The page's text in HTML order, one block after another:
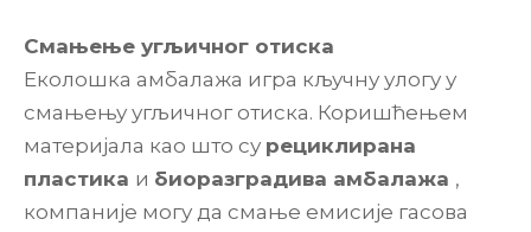
Смањење угљичног отиска
Еколошка амбалажа игра кључну улогу у
смањењу угљичног отиска. Коришћењем
материјала као што су рециклирана
пластика и биоразградива амбалажа ,
компаније могу да смање емисије гасова